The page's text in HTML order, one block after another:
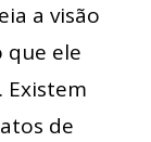
a visão
ele
Existem
de